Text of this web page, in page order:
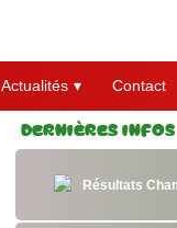
Actualités Contact
Dernières Infos
Résultats